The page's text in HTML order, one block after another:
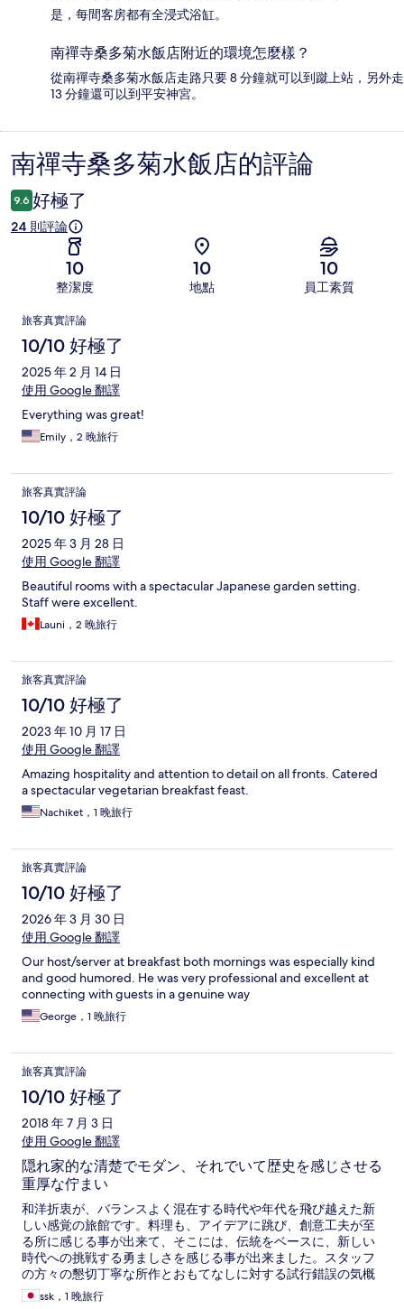
是，每間客房都有全浸式浴缸。
南禪寺桑多菊水飯店附近的環境怎麼樣？
從南禪寺桑多菊水飯店走路只要 8 分鐘就可以到蹴上站，另外走
13 分鐘還可以到平安神宮。
評
論
南禪寺桑多菊水飯店的評論
9.6 好極了
24 則評論
10
整潔度
10
地點
10
員工素質
評
論
旅客真實評論
10/10 好極了
2025 年 2 月 14 日
使用 Google 翻譯
Everything was great!
Emily，2 晚旅行
旅客真實評論
10/10 好極了
2025 年 3 月 28 日
使用 Google 翻譯
Beautiful rooms with a spectacular Japanese garden setting.
Staff were excellent.
Launi，2 晚旅行
旅客真實評論
10/10 好極了
2023 年 10 月 17 日
使用 Google 翻譯
Amazing hospitality and attention to detail on all fronts. Catered
a spectacular vegetarian breakfast feast.
Nachiket，1 晚旅行
旅客真實評論
10/10 好極了
2026 年 3 月 30 日
使用 Google 翻譯
Our host/server at breakfast both mornings was especially kind
and good humored. He was very professional and excellent at
connecting with guests in a genuine way
George，1 晚旅行
旅客真實評論
10/10 好極了
2018 年 7 月 3 日
使用 Google 翻譯
隠れ家的な清楚でモダン、それでいて歴史を感じさせる
重厚な佇まい
和洋折衷が、バランスよく混在する時代や年代を飛び越えた新
しい感覚の旅館です。料理も、アイデアに跳び、創意工夫が至
る所に感じる事が出来て、そこには、伝統をベースに、新しい
時代への挑戦する勇ましさを感じる事が出来ました。スタッフ
の方々の懇切丁寧な所作とおもてなしに対する試行錯誤の気概
に対して、心から敬意を表します。
ssk，1 晚旅行